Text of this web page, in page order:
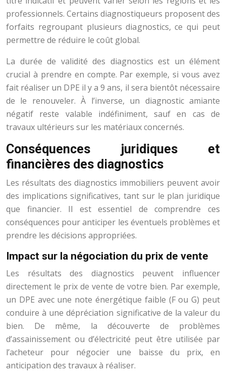
professionnels. Certains diagnostiqueurs proposent des
forfaits regroupant plusieurs diagnostics, ce qui peut
permettre de réduire le coût global.
La durée de validité des diagnostics est un élément
crucial à prendre en compte. Par exemple, si vous avez
fait réaliser un DPE il y a 9 ans, il sera bientôt nécessaire
de le renouveler. À l’inverse, un diagnostic amiante
négatif reste valable indéfiniment, sauf en cas de
travaux ultérieurs sur les matériaux concernés.
Conséquences juridiques et
financières des diagnostics
Les résultats des diagnostics immobiliers peuvent avoir
des implications significatives, tant sur le plan juridique
que financier. Il est essentiel de comprendre ces
conséquences pour anticiper les éventuels problèmes et
prendre les décisions appropriées.
Impact sur la négociation du prix de vente
Les résultats des diagnostics peuvent influencer
directement le prix de vente de votre bien. Par exemple,
un DPE avec une note énergétique faible (F ou G) peut
conduire à une dépréciation significative de la valeur du
bien. De même, la découverte de problèmes
d’assainissement ou d’électricité peut être utilisée par
l’acheteur pour négocier une baisse du prix, en
anticipation des travaux à réaliser.